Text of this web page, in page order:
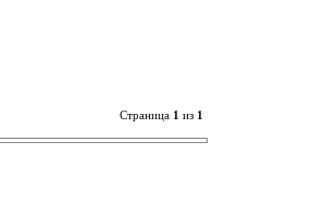
Страница 1 из 1